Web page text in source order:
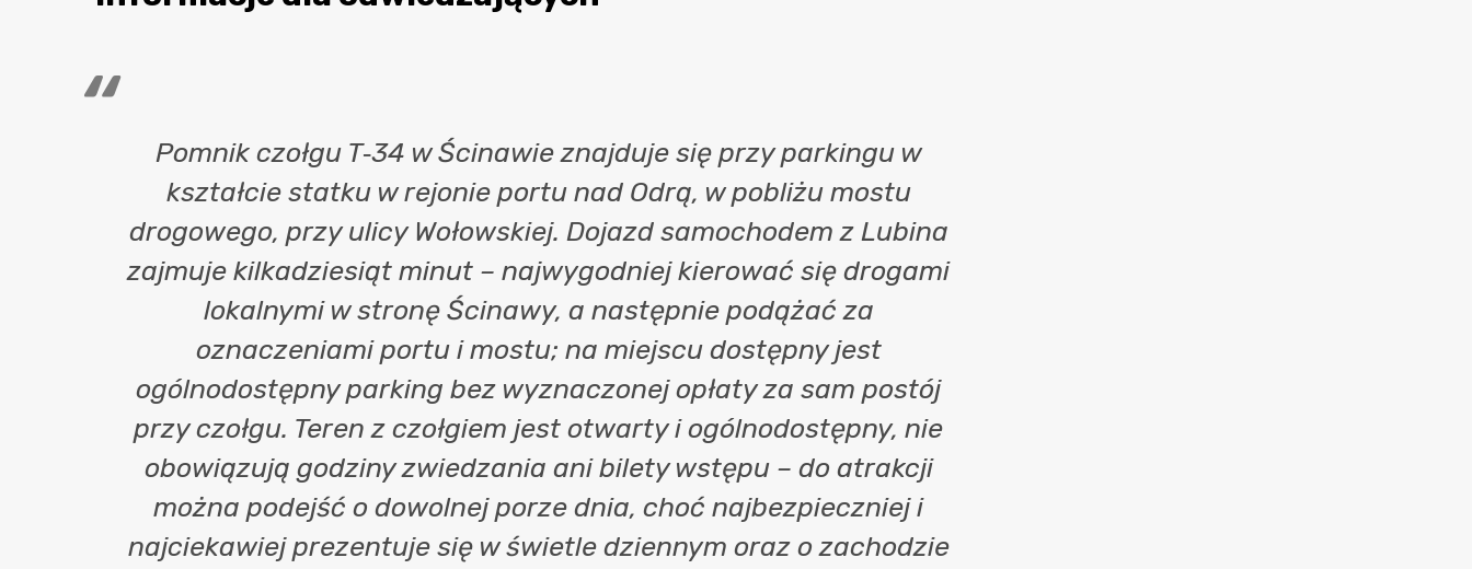
Pomnik czołgu T‑34 w Ścinawie znajduje się przy parkingu w
kształcie statku w rejonie portu nad Odrą, w pobliżu mostu
drogowego, przy ulicy Wołowskiej. Dojazd samochodem z Lubina
zajmuje kilkadziesiąt minut – najwygodniej kierować się drogami
lokalnymi w stronę Ścinawy, a następnie podążać za
oznaczeniami portu i mostu; na miejscu dostępny jest
ogólnodostępny parking bez wyznaczonej opłaty za sam postój
przy czołgu. Teren z czołgiem jest otwarty i ogólnodostępny, nie
obowiązują godziny zwiedzania ani bilety wstępu – do atrakcji
można podejść o dowolnej porze dnia, choć najbezpieczniej i
najciekawiej prezentuje się w świetle dziennym oraz o zachodzie